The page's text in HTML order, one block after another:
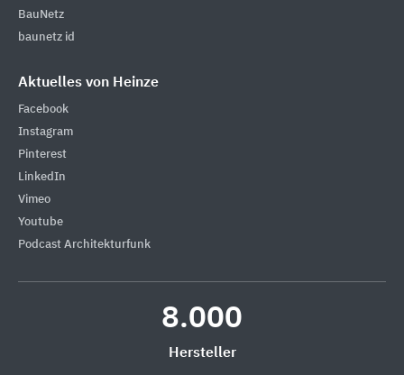
BauNetz
baunetz id
Aktuelles von Heinze
Facebook
Instagram
Pinterest
LinkedIn
Vimeo
Youtube
Podcast Architekturfunk
8.000
Hersteller